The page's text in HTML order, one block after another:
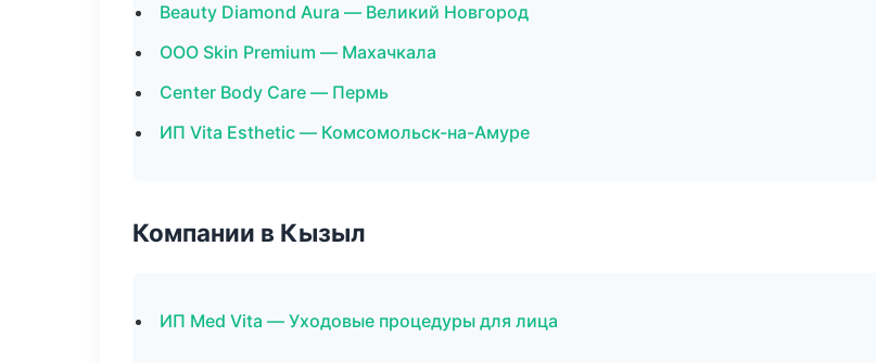
Beauty Diamond Aura — Великий Новгород
ООО Skin Premium — Махачкала
Center Body Care — Пермь
ИП Vita Esthetic — Комсомольск-на-Амуре
Компании в Кызыл
ИП Med Vita — Уходовые процедуры для лица